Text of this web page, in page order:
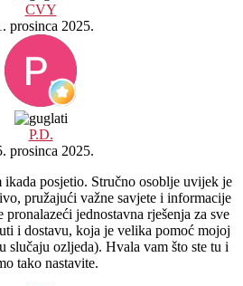
CVY
prosinca 2025.
P.D.
prosinca 2025.
posjetio. Stručno osoblje uvijek je
pružajući važne savjete i informacije
jednostavna rješenja za sve
i dostavu, koja je velika pomoć mojoj
slučaju ozljeda). Hvala vam što ste tu i
tako nastavite.